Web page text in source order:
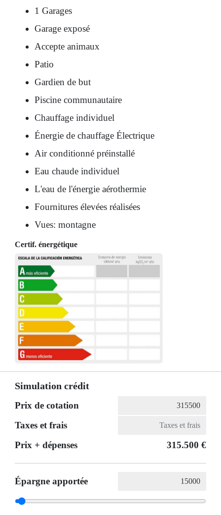
1 Garages
Garage exposé
Accepte animaux
Patio
Gardien de but
Piscine communautaire
Chauffage individuel
Énergie de chauffage Électrique
Air conditionné préinstallé
Eau chaude individuel
L'eau de l'énergie aérothermie
Fournitures élevées réalisées
Vues: montagne
Certif. énergétique
Simulation crédit
Prix de cotation
Taxes et frais
Prix ​​+ dépenses
315.500 €
Épargne apportée